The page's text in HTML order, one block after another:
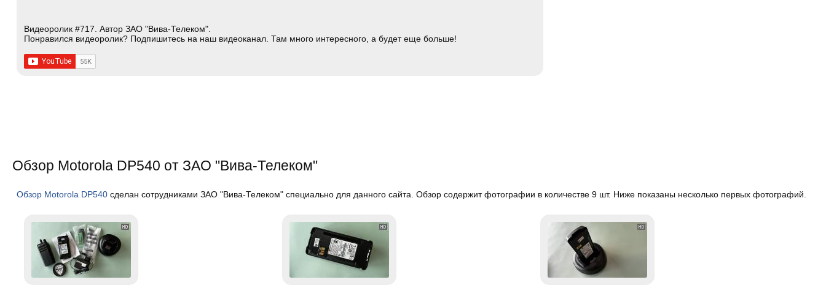
Видеоролик #717. Автор ЗАО "Вива-Телеком".
Понравился видеоролик? Подпишитесь на наш видеоканал. Там много интересного, а будет еще больше!
Обзор Motorola DP540 от ЗАО "Вива-Телеком"
Обзор Motorola DP540сделан сотрудниками ЗАО "Вива-Телеком" специально для данного сайта. Обзор содержит фотографии в количестве 9 шт. Ниже показаны несколько первых фотографий.